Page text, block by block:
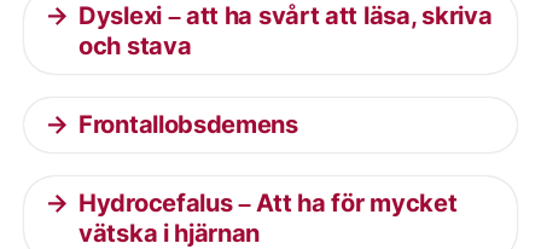
Dyslexi – att ha svårt att läsa, skriva
och stava
Frontallobsdemens
Hydrocefalus – Att ha för mycket
vätska i hjärnan